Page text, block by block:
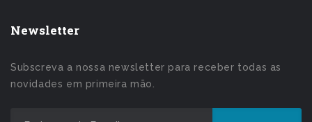
Newsletter
Subscreva a nossa newsletter para receber todas as
novidades em primeira mão.